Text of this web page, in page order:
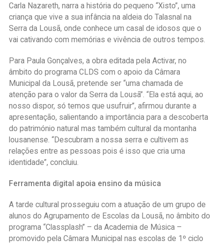
Carla Nazareth, narra a história do pequeno “Xisto”, uma
criança que vive a sua infância na aldeia do Talasnal na
Serra da Lousã, onde conhece um casal de idosos que o
vai cativando com memórias e vivência de outros tempos.
Para Paula Gonçalves, a obra editada pela Activar, no
âmbito do programa CLDS com o apoio da Câmara
Municipal da Lousã, pretende ser “uma chamada de
atenção para o valor da Serra da Lousã”. “Ela está aqui, ao
nosso dispor, só temos que usufruir”, afirmou durante a
apresentação, salientando a importância para a descoberta
do património natural mas também cultural da montanha
lousanense. “Descubram a nossa serra e cultivem as
relações entre as pessoas pois é isso que cria uma
identidade”, concluiu.
Ferramenta digital apoia ensino da música
A tarde cultural prosseguiu com a atuação de um grupo de
alunos do Agrupamento de Escolas da Lousã, no âmbito do
programa “Classplash” – da Academia de Música –
promovido pela Câmara Municipal nas escolas de 1º ciclo